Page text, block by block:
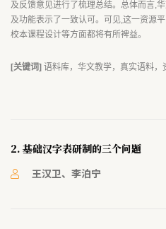
及反馈意见进行了梳理总结。总体而言,
及功能表示了一致认可。可见,这一资源
校本课程设计等方面都将有所裨益。
[关键词] 语料库，华文教学，真实语料，
2. 基础汉字表研制的三个问题
王汉卫、李泊宁